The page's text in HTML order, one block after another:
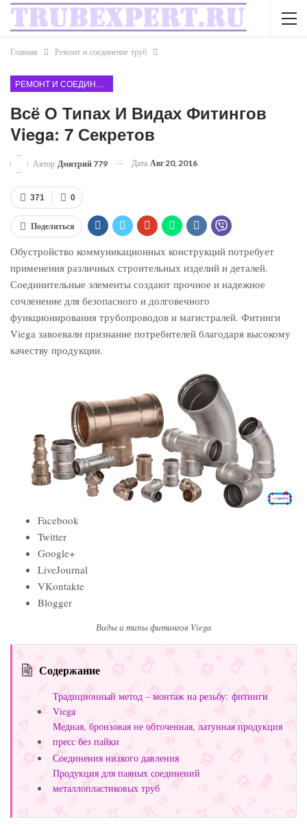
Главная Ремонт и соединение труб
РЕМОНТ И СОЕДИНЕНИЕ ТРУБ
Всё О Типах И Видах Фитингов
Viega: 7 Секретов
Автор Дмитрий 779 Дата Авг 20, 2016
0
371
Поделиться
Обустройство коммуникационных конструкций потребует
применения различных строительных изделий и деталей.
Соединительные элементы создают прочное и надежное
сочленение для безопасного и долговечного
функционирования трубопроводов и магистралей. Фитинги
Viega завоевали признание потребителей благодаря высокому
качеству продукции.
Facebook
Twitter
Google+
LiveJournal
VKontakte
Blogger
Виды и типы фитингов Viega
Содержание
Традиционный метод – монтаж на резьбу: фитинги
Viega
Медная, бронзовая не обточенная, латунная продукция
пресс без пайки
Соединения низкого давления
Продукция для паяных соединений
металлопластиковых труб